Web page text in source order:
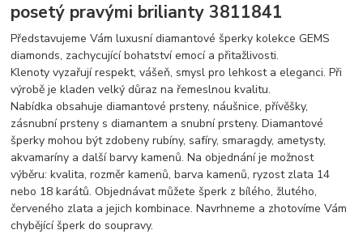
posetý pravými brilianty 3811841
Představujeme Vám luxusní diamantové šperky kolekce GEMS
diamonds, zachycující bohatství emocí a přitažlivosti.
Klenoty vyzařují respekt, vášeň, smysl pro lehkost a eleganci. Při
výrobě je kladen velký důraz na řemeslnou kvalitu.
Nabídka obsahuje diamantové prsteny, náušnice, přívěšky,
zásnubní prsteny s diamantem a snubní prsteny. Diamantové
šperky mohou být zdobeny rubíny, safíry, smaragdy, ametysty,
akvamaríny a další barvy kamenů. Na objednání je možnost
výběru: kvalita, rozměr kamenů, barva kamenů, ryzost zlata 14
nebo 18 karátů. Objednávat můžete šperk z bílého, žlutého,
červeného zlata a jejich kombinace. Navrhneme a zhotovíme Vám
chybějící šperk do soupravy.